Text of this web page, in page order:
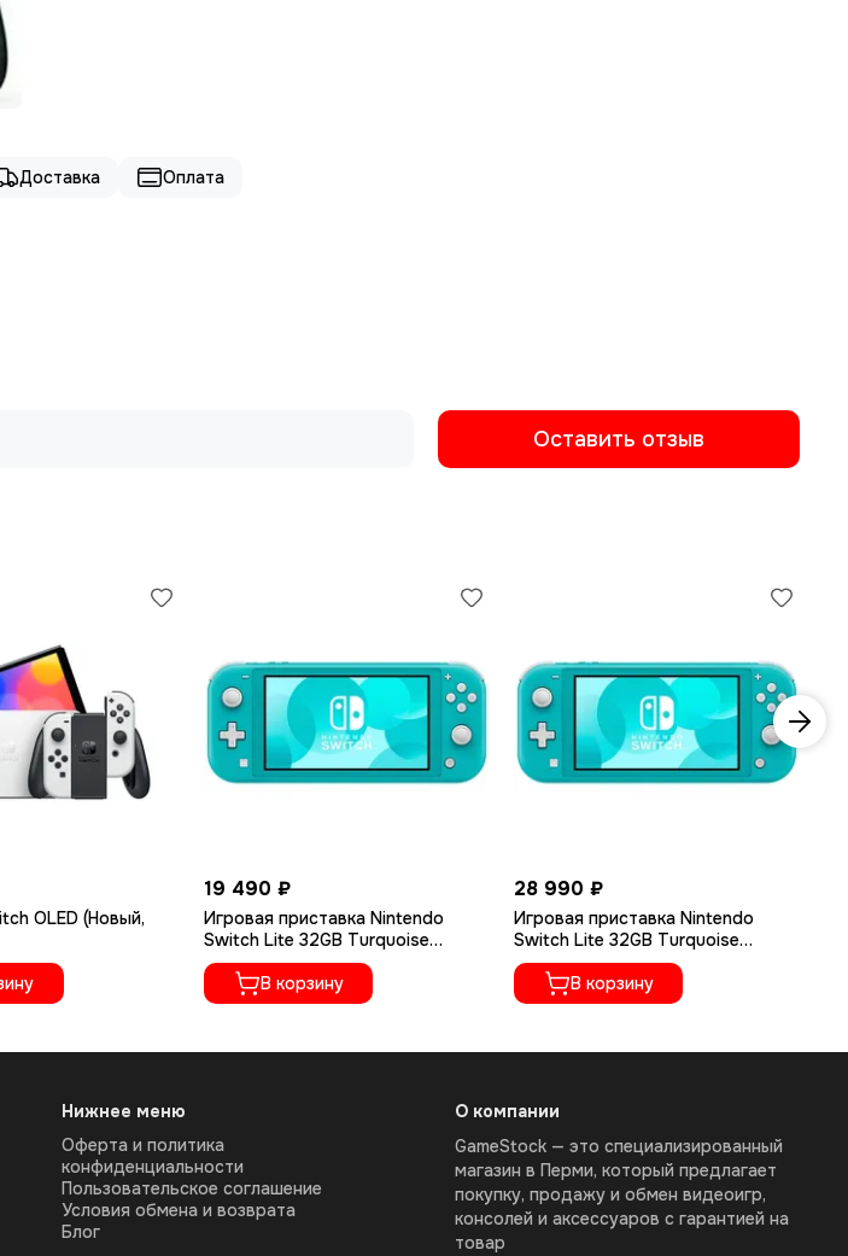
Доставка Оплата
Оставить отзыв
OLED (Новый,
19 490 ₽
Игровая приставка Nintendo
Switch Lite 32GB Turquoise
Бирюзовый (Новый)
В корзину
28 990 ₽
Игровая приставка Nintendo
Switch Lite 32GB Turquoise
Бирюзовый (Новый) + Чип +
256GBВ корзину
Нижнее меню
Оферта и политика
конфиденциальности
Пользовательское соглашение
Условия обмена и возврата
Блог
О компании
GameStock — это специализированный
магазин в Перми, который предлагает
покупку, продажу и обмен видеоигр,
консолей и аксессуаров с гарантией на
товар